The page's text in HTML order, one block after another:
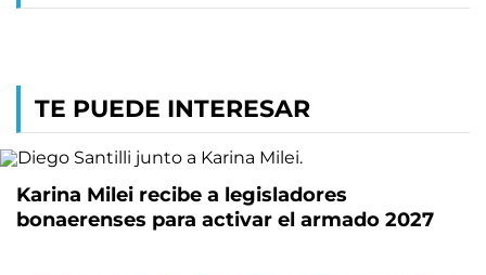
TE PUEDE INTERESAR
Karina Milei recibe a legisladores
bonaerenses para activar el armado 2027